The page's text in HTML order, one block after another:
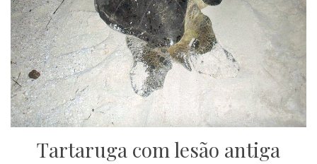
Tartaruga com lesão antiga